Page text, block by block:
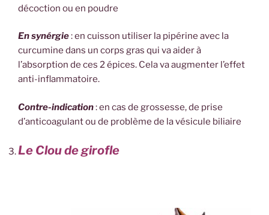
décoction ou en poudre
En synérgie: en cuisson utiliser la pipérine avec la
curcumine dans un corps gras qui va aider à
l’absorption de ces 2 épices. Cela va augmenter l’effet
anti-inflammatoire.
Contre-indication: en cas de grossesse, de prise
d’anticoagulant ou de problème de la vésicule biliaire
Le Clou de girofle